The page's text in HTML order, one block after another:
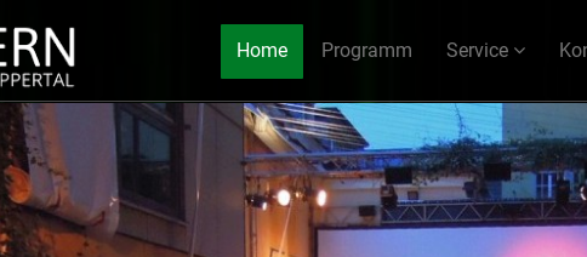
Home Programm Service